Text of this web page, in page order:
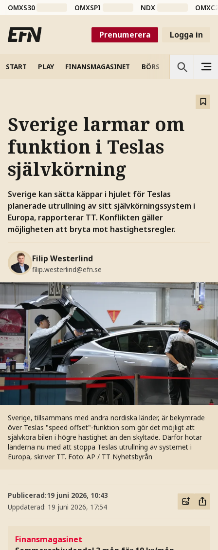
OMXS30 OMXSPI NDX
Prenumerera Logga in
START PLAY FINANSMAGASINET BÖRS VETENSKAP
Sverige larmar om
funktion i Teslas
självkörning
Sverige kan sätta käppar i hjulet för Teslas
planerade utrullning av sitt självkörningssystem i
Europa, rapporterar TT. Konflikten gäller
möjligheten att bryta mot hastighetsregler.
Filip Westerlind
filip.westerlind@efn.se
Sverige, tillsammans med andra nordiska länder, är bekymrade
över Teslas "speed offset"-funktion som gör det möjligt att
självköra bilen i högre hastighet än den skyltade. Därför hotar
länderna nu med att stoppa Teslas utrullning av systemet i
Europa, skriver TT. Foto: AP / TT Nyhetsbyrån
Publicerad:19 juni 2026, 10:43
Uppdaterad: 19 juni 2026, 17:54
Finansmagasinet